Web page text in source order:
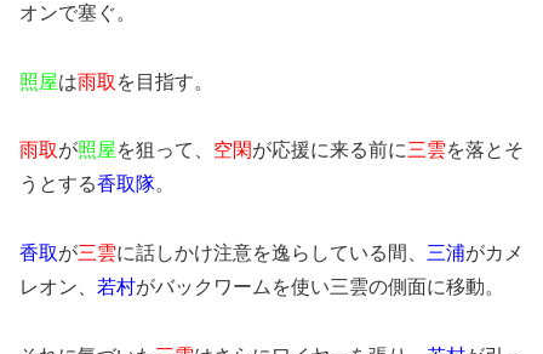
オンで塞ぐ。
照屋は雨取 を目指す。
雨取が照屋を狙って、 空閑が応援に来る前に三雲を落とそ
うとする香取隊。
香取が三雲に話しかけ注意を逸らしている間、 三浦がカメ
レオン、 若村がバックワームを使い三雲の側面に移動。